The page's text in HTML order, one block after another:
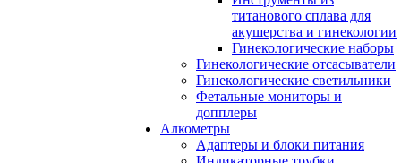
титанового сплава для
акушерства и гинекологии
Гинекологические наборы
Гинекологические отсасыватели
Гинекологические светильники
Фетальные мониторы и
допплеры
Алкометры
Адаптеры и блоки питания